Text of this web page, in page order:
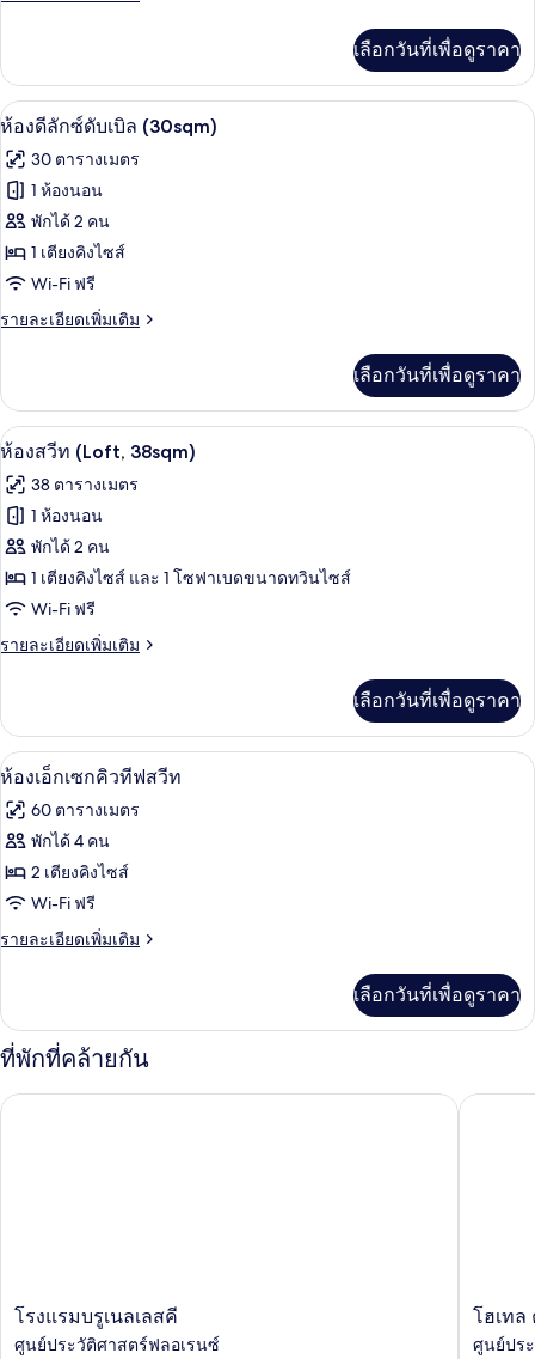
(20sqm)
เกี่ยว
กับ
ห้อง
เนเจอร์
ดับเบิล
(20sqm)
เลือกวันที่เพื่อดูราคา
เปิด
ภาพถ่าย
ทั้งหมด
ของ
ห้อง
ดี
ลัก
ดับเบิล
(30sqm)
ห้องดีลักซ์ดับเบิล (30sqm) | เครื่องน
6
ห้องดีลักซ์ดับเบิล (30sqm)
30 ตารางเมตร
1 ห้องนอน
พักได้ 2 คน
1 เตียงคิงไซส์
Wi-Fi ฟรี
รายละเอียดเพิ่มเติม
ราย
เกี่ยว
กับ
ห้อง
ลัก
ซ์
(30sqm)
เลือกวันที่เพื่อดูราคา
เปิด
ภาพถ่าย
ทั้งหมด
ของ
ห้อง
สวีท
(Loft,
ห้องสวีท (Loft, 38sqm) | เครื่องนอนร
5
ห้องสวีท (Loft, 38sqm)
38 ตารางเมตร
1 ห้องนอน
พักได้ 2 คน
1 เตียงคิงไซส์ และ 1 โซฟาเบดขนาดทวินไซส์
Wi-Fi ฟรี
รายละเอียดเพิ่มเติม
ราย
เกี่ยว
กับ
ห้อง
ท
(Loft,
เลือกวันที่เพื่อดูราคา
เปิด
ภาพถ่าย
ทั้งหมด
ของ
ห้อง
เอ็ก
คิว
ทีฟ
5
ห้องเอ็กเซกคิวทีฟสวีท
60 ตารางเมตร
พักได้ 4 คน
2 เตียงคิงไซส์
Wi-Fi ฟรี
รายละเอียดเพิ่มเติม
ราย
เกี่ยว
กับ
ห้อง
เซก
เลือกวันที่เพื่อดูราคา
ที่พักที่คล้ายกัน
โรง
แรม
โรงแรมบรูเนลเลสคี
ศูนย์ประวัติศาสตร์ฟลอเรนซ์
โรงแรมบรูเนลเลสคี
โฮ
เทล
โฮเทล
ศูนย์ปร
โฮเทล